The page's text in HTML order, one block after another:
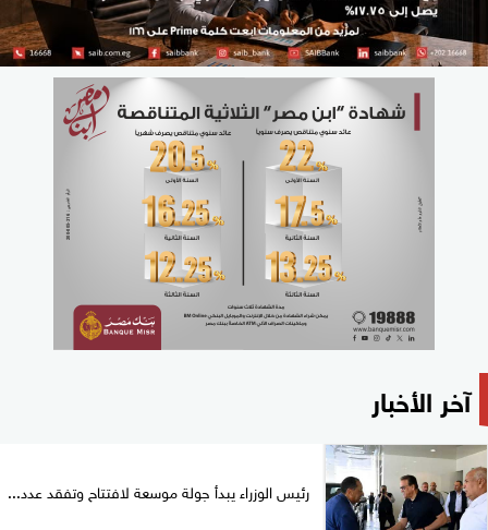
آخر الأخبار
رئيس الوزراء يبدأ جولة موسعة لافتتاح وتفقد عدد...